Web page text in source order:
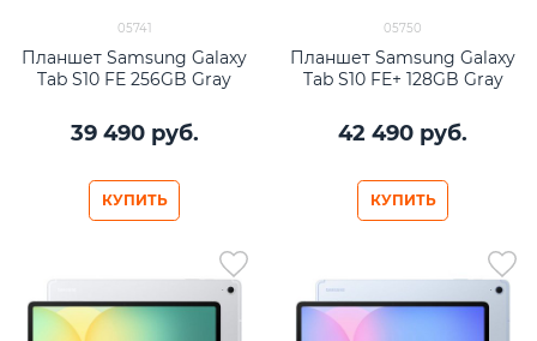
05741
Планшет Samsung Galaxy
Tab S10 FE 256GB Gray
39 490 руб.
КУПИТЬ
05750
Планшет Samsung Galaxy
Tab S10 FE+ 128GB Gray
42 490 руб.
КУПИТЬ